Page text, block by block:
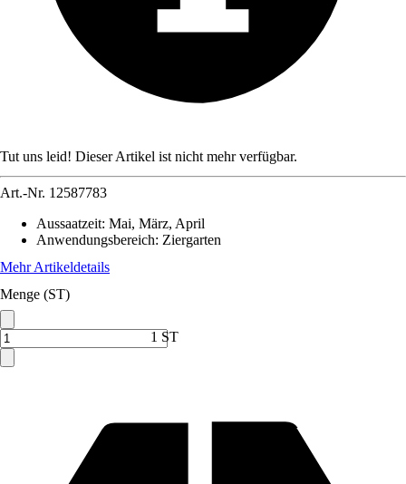
Tut uns leid! Dieser Artikel ist nicht mehr verfügbar.
Art.-Nr. 12587783
Aussaatzeit: Mai, März, April
Anwendungsbereich: Ziergarten
Mehr Artikeldetails
Menge (ST)
1 ST